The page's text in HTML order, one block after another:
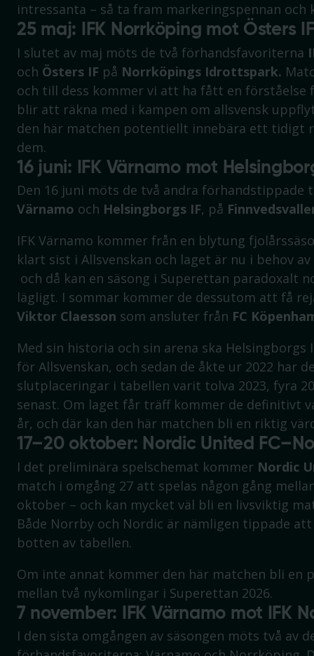
intressanta – så ta fram markeringspennan och
25 maj: IFK Norrköping mot Östers IF
I slutet av maj möts de två förhandsfavoriterna
och Östers IF på Norrköpings Idrottspark.
och till dess kommer vi att ha fått en förståelse
blir att räkna med i kampen om allsvensk
den här matchen potentiellt innebära ett tidigt
dem.
16 juni: IFK Värnamo mot
Den 16 juni möts de två andra förhandstippade
Värnamo och Helsingborgs IF, på
IFK Värnamo kommer från en blytung
klart sist i Allsvenskan och laget är nu i behov
och då kan en säsong i Superettan paradoxalt
lägligt. I sommar kommer de dessutom att få
Viktor Claesson som ansluter från FC
Med sin historia och sin arena ska Helsingborgs
för Allsvenskan, och sedan de åkte ur 2022 har
slutplaceringar i tabellen varit tolva 2023, fyra
senast. Om laget får träff kommer de definitivt
år, och där kan den här matchen bli en riktig
17–20 oktober: Nordic United
I det preliminära spelschemat kommer Nordic
match i omgång 27 att spelas någon gång
oktober – och kan mycket väl bli en livsviktig
Både Norrby och Nordic är nämligen tippade
botten av tabellen.
Om inte annat kommer den här matchen bli en
mellan två nykomlingar i Superettan 2026.
7 november: IFK Värnamo mot IFK
I den sista omgången av säsongen möts två av